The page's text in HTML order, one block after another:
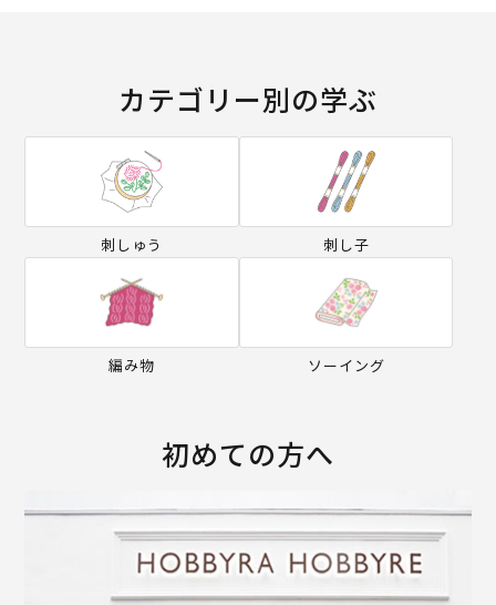
カテゴリー別の学ぶ
刺しゅう 刺し子
編み物 ソーイング
初めての方へ